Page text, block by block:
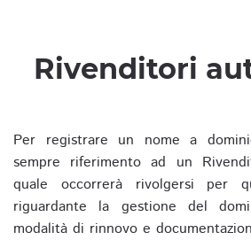
Rivenditori
Per registrare un nome a
sempre riferimento ad un
quale occorrerà rivolgersi per
riguardante la gestione del
modalità di rinnovo e